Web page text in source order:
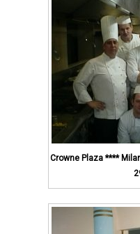
Crowne Plaza ****